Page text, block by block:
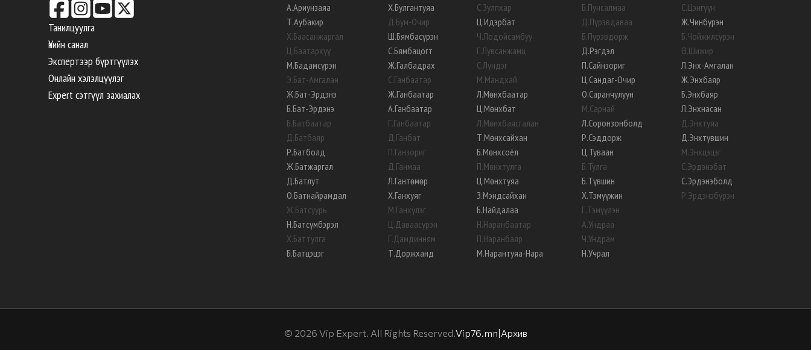
Танилцуулга
Үнийн санал
Экспертээр бүртгүүлэх
Онлайн хэлэлцүүлэг
Expert сэтгүүл захиалах
А.Ариунзаяа
Т.Аубакир
Х.Баасанжаргал
Ц.Баатархүү
М.Бадамсүрэн
Э.Бат-Амгалан
Ж.Бат-Эрдэнэ
Б.Бат-Эрдэнэ
Б.Батбаатар
Д.Батбаяр
Р.Батболд
Ж.Батжаргал
Д.Батлут
О.Батнайрамдал
Ж.Батсуурь
Н.Батсүмбэрэл
Х.Баттулга
Б.Батцэцэг
Х.Булгантуяа
Д.Бум-Очир
Ш.Бямбасүрэн
С.Бямбацогт
Ж.Галбадрах
С.Ганбаатар
Ж.Ганбаатар
А.Ганбаатар
Г.Ганбаатар
Д.Ганбат
П.Ганзориг
Д.Ганмаа
Л.Гантөмөр
Х.Ганхуяг
М.Ганхүлэг
Ц.Даваасүрэн
Г.Дамдинням
Т.Доржханд
С.Зулпхар
Ц.Идэрбат
Ч.Лодойсамбуу
Г.Лувсанжамц
С.Лүндэг
М.Мандхай
Л.Мөнхбаатар
Ц.Мөнхбат
Л.Мөнхбаясгалан
Т.Мөнхсайхан
Б.Мөнхсоёл
П.Мөнхтулга
Ц.Мөнхтуяа
З.Мэндсайхан
Б.Найдалаа
Н.Наранбаатар
П.Наранбаяр
М.Нарантуяа-Нара
Б.Пунсалмаа
Д.Пүрэвдаваа
Б.Пүрэвдорж
Д.Рэгдэл
П.Сайнзориг
Ц.Сандаг-Очир
О.Саранчулуун
М.Сарнай
Л.Соронзонболд
Р.Сэддорж
Ц.Туваан
Б.Тулга
Б.Түвшин
Х.Тэмүүжин
Г.Тэмүүлэн
А.Ундраа
Ч.Ундрам
Н.Учрал
С.Цэнгүүн
Ж.Чинбүрэн
Б.Чойжилсүрэн
Ө.Шижир
Л.Энх-Амгалан
Ж.Энхбаяр
Б.Энхбаяр
Л.Энхнасан
Д.Энхтуяа
Д.Энхтүвшин
М.Энхцэцэг
С.Эрдэнэбат
С.Эрдэнэболд
Р.Эрдэнэбүрэн
© 2026 Vip Expert. All Rights Reserved.Vip76.mn Архив